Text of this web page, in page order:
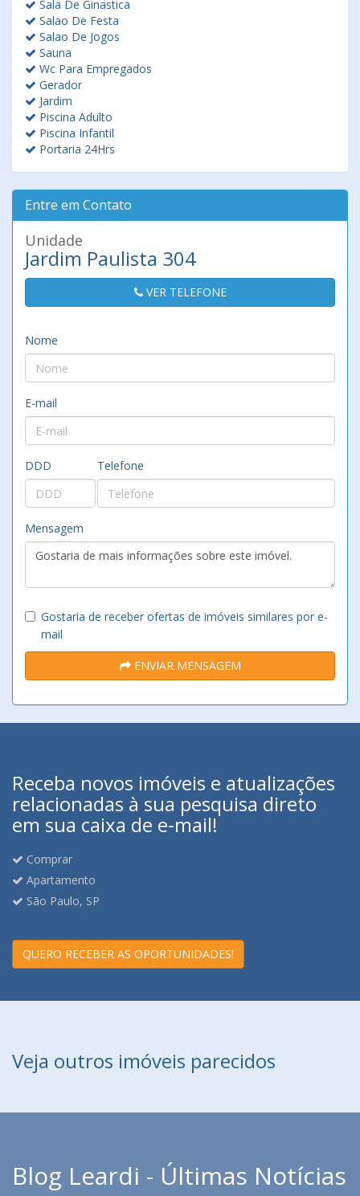
Sala De Ginastica
Salao De Festa
Salao De Jogos
Sauna
Wc Para Empregados
Gerador
Jardim
Piscina Adulto
Piscina Infantil
Portaria 24Hrs
Entre em Contato
Unidade
Jardim Paulista 304
VER TELEFONE
Nome
E-mail
DDD Telefone
Mensagem
Gostaria de receber ofertas de imóveis similares por e-
mail
ENVIAR MENSAGEM
Receba novos imóveis e atualizações
relacionadas à sua pesquisa direto
em sua caixa de e-mail!
Comprar
Apartamento
São Paulo, SP
QUERO RECEBER AS OPORTUNIDADES!
Veja outros imóveis parecidos
Blog Leardi - Últimas Notícias